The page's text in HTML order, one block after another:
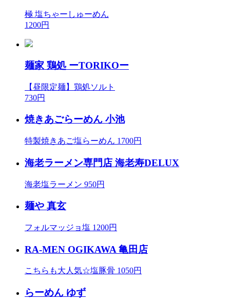
極 塩ちゃーしゅーめん
1200円
麺家 鶏処 ーTORIKOー
【昼限定麺】鶏処ソルト
730円
焼きあごらーめん 小池
特製焼きあご塩らーめん 1700円
海老ラーメン専門店 海老寿DELUX
海老塩ラーメン 950円
麺や 真玄
フォルマッジョ塩 1200円
RA-MEN OGIKAWA 亀田店
こちらも大人気☆塩豚骨 1050円
らーめん ゆず